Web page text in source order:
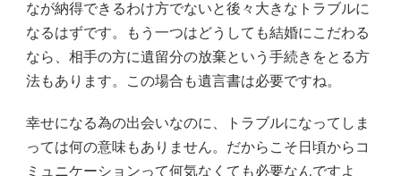
なが納得できるわけ方でないと後々大きなトラブルに
なるはずです。もう一つはどうしても結婚にこだわる
なら、相手の方に遺留分の放棄という手続きをとる方
法もあります。この場合も遺言書は必要ですね。
幸せになる為の出会いなのに、トラブルになってしま
っては何の意味もありません。だからこそ日頃からコ
ミュニケーションって何気なくても必要なんですよ